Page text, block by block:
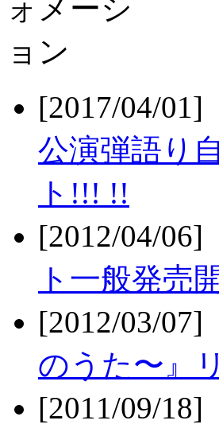
[2017/04/01]
公演弾語り
ト!!! !!
[2012/04/06]
ト一般発売
[2012/03/07]
のうた〜』
[2011/09/18]